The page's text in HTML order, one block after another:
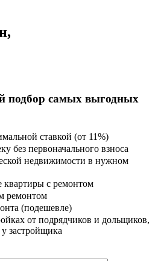
подбор самых выгодных
ставкой (от 11%)
без первоначального взноса
недвижимости в нужном
с ремонтом
ремонтом
(подешевле)
от подрядчиков и дольщиков,
застройщика